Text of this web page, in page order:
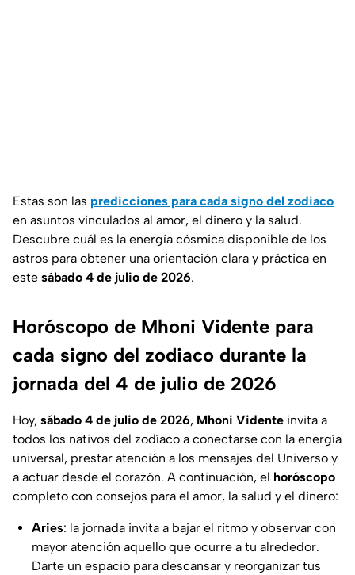
Estas son las predicciones para cada signo del zodiaco
en asuntos vinculados al amor, el dinero y la salud.
Descubre cuál es la energía cósmica disponible de los
astros para obtener una orientación clara y práctica en
este sábado 4 de julio de 2026.
Horóscopo de Mhoni Vidente para
cada signo del zodiaco durante la
jornada del 4 de julio de 2026
Hoy, sábado 4 de julio de 2026, Mhoni Vidente invita a
todos los nativos del zodíaco a conectarse con la energía
universal, prestar atención a los mensajes del Universo y
a actuar desde el corazón. A continuación, el horóscopo
completo con consejos para el amor, la salud y el dinero:
Aries: la jornada invita a bajar el ritmo y observar con
mayor atención aquello que ocurre a tu alrededor.
Darte un espacio para descansar y reorganizar tus